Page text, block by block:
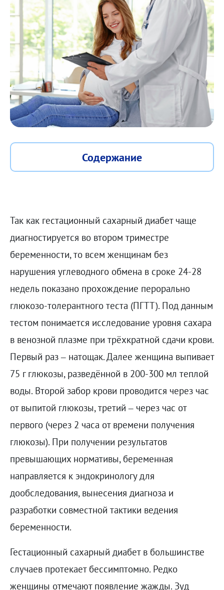
Содержание
Так как гестационный сахарный диабет чаще
диагностируется во втором триместре
беременности, то всем женщинам без
нарушения углеводного обмена в сроке 24-28
недель показано прохождение перорально
глюкозо-толерантного теста (ПГТТ). Под данным
тестом понимается исследование уровня сахара
в венозной плазме при трёхкратной сдачи крови.
Первый раз – натощак. Далее женщина выпивает
75 г глюкозы, разведённой в 200-300 мл теплой
воды. Второй забор крови проводится через час
от выпитой глюкозы, третий – через час от
первого (через 2 часа от времени получения
глюкозы). При получении результатов
превышающих нормативы, беременная
направляется к эндокринологу для
дообследования, вынесения диагноза и
разработки совместной тактики ведения
беременности.
Гестационный сахарный диабет в большинстве
случаев протекает бессимптомно. Редко
женщины отмечают появление жажды. Зуд